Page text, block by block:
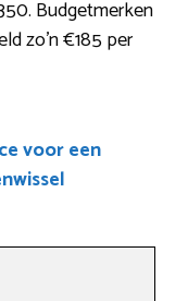
Budgetmerken
zo’n €185 per
voor een